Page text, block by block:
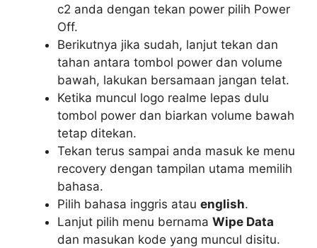
c2 anda dengan tekan power pilih Power
Off.
Berikutnya jika sudah, lanjut tekan dan
tahan antara tombol power dan volume
bawah, lakukan bersamaan jangan telat.
Ketika muncul logo realme lepas dulu
tombol power dan biarkan volume bawah
tetap ditekan.
Tekan terus sampai anda masuk ke menu
recovery dengan tampilan utama memilih
bahasa.
Pilih bahasa inggris atau english.
Lanjut pilih menu bernama Wipe Data
dan masukan kode yang muncul disitu.